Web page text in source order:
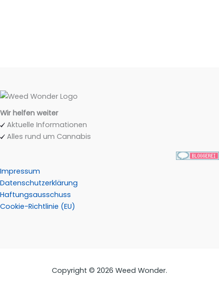
Wir helfen weiter
Aktuelle Informationen
Alles rund um Cannabis
Impressum
Datenschutzerklärung
Haftungsausschuss
Cookie-Richtlinie (EU)
Copyright © 2026 Weed Wonder.